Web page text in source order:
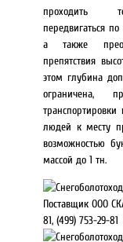
проходить
передвигаться
а также
препятствия
этом глубина
ограничена,
транспортировки
людей к месту
возможностью
массой до 1 тн.